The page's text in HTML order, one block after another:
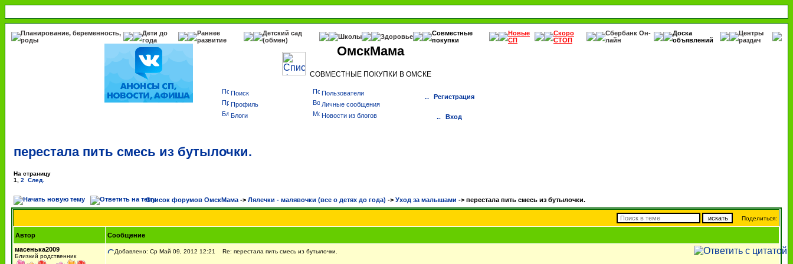
Планирование, беременность,
роды
Дети до
года
Раннее
развитие
Детский сад
(обмен)
Школы Здоровье
Совместные
покупки
Новые
СП
Скоро
СТОП
Сбербанк Он-
лайн
Доска
объявлений
Центры
раздач
ОмскМама
СОВМЕСТНЫЕ ПОКУПКИ В ОМСКЕ
Поиск
Пользователи
Профиль
Личные сообщения
Блоги
Новости из блогов
Регистрация
Вход
перестала пить смесь из бутылочки.
На страницу
1
2 След.
Список форумов ОмскМама -> Лялечки - малявочки (все о детях до года) -> Уход за малышами -> перестала пить смесь из бутылочки.
Поделиться:
Автор
Сообщение
масенька2009
Близкий родственник
Добавлено: Ср Май 09, 2012 12:21 Re: перестала пить смесь из бутылочки.